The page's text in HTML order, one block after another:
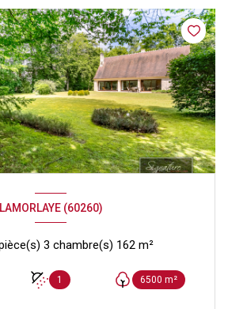
LAMORLAYE (60260)
Maison 5 pièce(s) 3 chambre(s) 162 m²
1 6500 m²